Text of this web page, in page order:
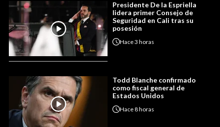
Presidente De la Espriella
lidera primer Consejo de
Seguridad en Cali tras su
posesión
Hace3 horas
Todd Blanche confirmado
como fiscal general de
Estados Unidos
Hace8 horas